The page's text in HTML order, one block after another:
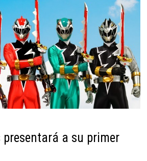
presentará a su primer